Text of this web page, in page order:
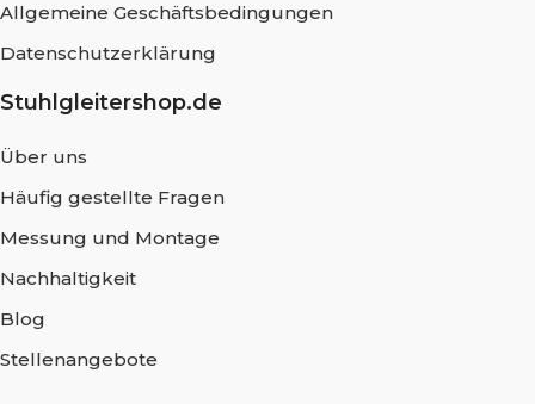
Allgemeine Geschäftsbedingungen
Datenschutzerklärung
Stuhlgleitershop.de
Über uns
Häufig gestellte Fragen
Messung und Montage
Nachhaltigkeit
Blog
Stellenangebote